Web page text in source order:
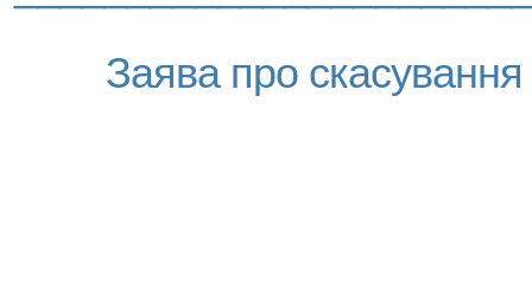
Заява про скасування